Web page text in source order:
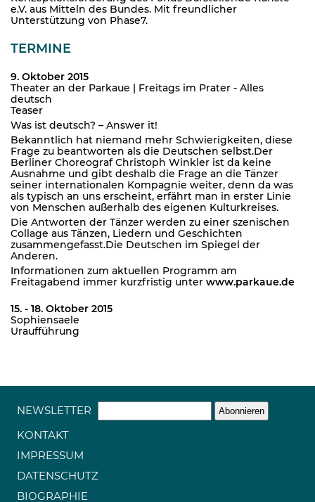
e.V. aus Mitteln des Bundes. Mit freundlicher
Unterstützung von Phase7.
TERMINE
9. Oktober 2015
Theater an der Parkaue | Freitags im Prater - Alles
deutsch
Teaser
Was ist deutsch? – Answer it!
Bekanntlich hat niemand mehr Schwierigkeiten, diese
Frage zu beantworten als die Deutschen selbst.Der
Berliner Choreograf Christoph Winkler ist da keine
Ausnahme und gibt deshalb die Frage an die Tänzer
seiner internationalen Kompagnie weiter, denn da was
als typisch an uns erscheint, erfährt man in erster Linie
von Menschen außerhalb des eigenen Kulturkreises.
Die Antworten der Tänzer werden zu einer szenischen
Collage aus Tänzen, Liedern und Geschichten
zusammengefasst.Die Deutschen im Spiegel der
Anderen.
Informationen zum aktuellen Programm am
Freitagabend immer kurzfristig unter www.parkaue.de
15. - 18. Oktober 2015
Sophiensaele
Uraufführung
NEWSLETTER
KONTAKT
IMPRESSUM
DATENSCHUTZ
BIOGRAPHIE